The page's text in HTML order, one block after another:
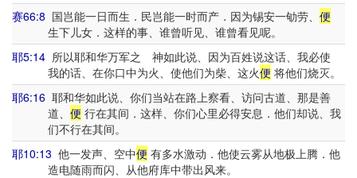
赛66:8 国岂能一日而生．民岂能一时而产．因为锡安一劬劳、 便
生下儿女．这样的事、谁曾听见、谁曾看见呢。
耶5:14 所以耶和华万军之 神如此说、因为百姓说这话、我必使
我的话、在你口中为火、使他们为柴、这火便 将他们烧灭。
耶6:16 耶和华如此说、你们当站在路上察看、访问古道、那是善
道、 便 行在其间．这样、你们心里必得安息．他们却说、我
们不行在其间。
耶10:13 他一发声、空中便 有多水激动．他使云雾从地极上腾．他
造电随雨而闪、从他府库中带出风来。